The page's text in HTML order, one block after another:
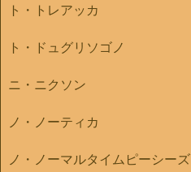
ト・トレアッカ
ト・ドュグリソゴノ
ニ・ニクソン
ノ・ノーティカ
ノ・ノーマルタイムピーシーズ